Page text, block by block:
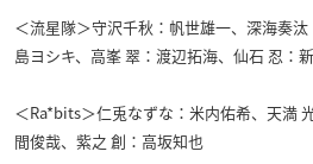
＜流星隊＞守沢千秋：帆世雄一、深海奏
島ヨシキ、高峯 翠：渡辺拓海、仙石 忍：
＜Ra*bits＞仁兎なずな：米内佑希、天満
間俊哉、紫之 創：高坂知也